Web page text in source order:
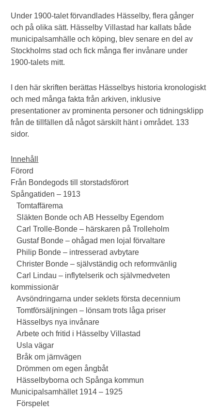
Under 1900-talet förvandlades Hässelby, flera gånger
och på olika sätt. Hässelby Villastad har kallats både
municipalsamhälle och köping, blev senare en del av
Stockholms stad och fick många fler invånare under
1900-talets mitt.
I den här skriften berättas Hässelbys historia kronologiskt
och med många fakta från arkiven, inklusive
presentationer av prominenta personer och tidningsklipp
från de tillfällen då något särskilt hänt i området. 133
sidor.
Innehåll
Förord
Från Bondegods till storstadsförort
Spångatiden – 1913
Tomtaffärema
Släkten Bonde och AB Hesselby Egendom
Carl Trolle-Bonde – härskaren på Trolleholm
Gustaf Bonde – ohågad men lojal förvaltare
Philip Bonde – intresserad avbytare
Christer Bonde – självständig och reformvänlig
Carl Lindau – inflytelserik och självmedveten
kommissionär
Avsöndringarna under seklets första decennium
Tomtförsäljningen – lönsam trots låga priser
Hässelbys nya invånare
Arbete och fritid i Hässelby Villastad
Usla vägar
Bråk om järnvägen
Drömmen om egen ångbåt
Hässelbyborna och Spånga kommun
Municipalsamhället 1914 – 1925
Förspelet